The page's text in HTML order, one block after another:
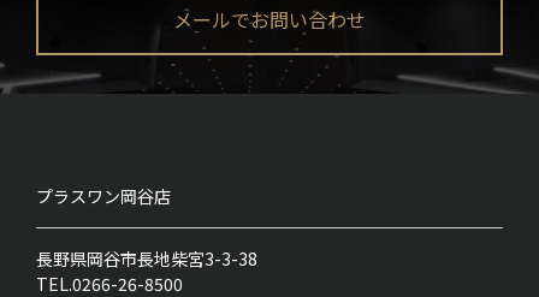
メールでお問い合わせ
プラスワン岡谷店
長野県岡谷市長地柴宮3-3-38
TEL.0266-26-8500